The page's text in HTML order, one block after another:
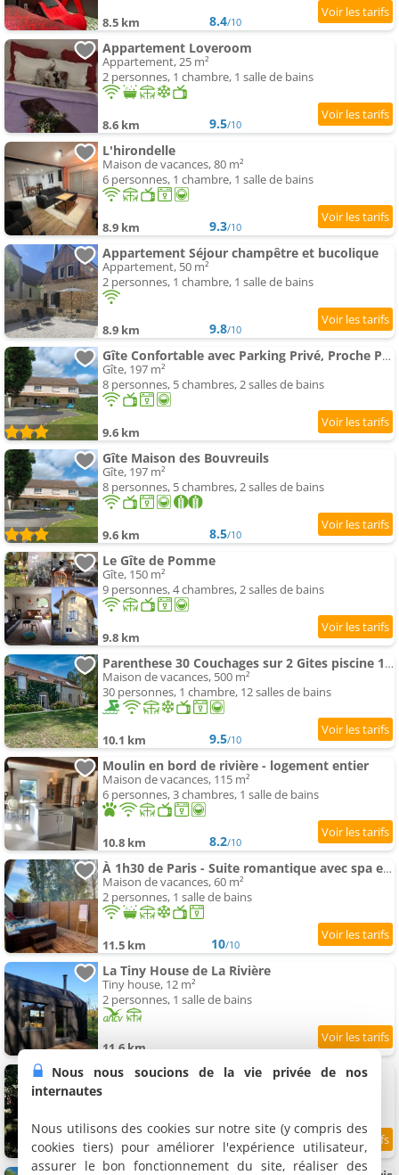
8.5 km 8.4/10
Appartement Loveroom
Appartement, 25 m²
2 personnes, 1 chambre, 1 salle de bains
8.6 km 9.5/10
L'hirondelle
Maison de vacances, 80 m²
6 personnes, 1 chambre, 1 salle de bains
8.9 km 9.3/10
Appartement Séjour champêtre et bucolique
Appartement, 50 m²
2 personnes, 1 chambre, 1 salle de bains
8.9 km 9.8/10
Gîte Confortable avec Parking Privé, Proche Paris - FR-1-590-592
Gîte, 197 m²
8 personnes, 5 chambres, 2 salles de bains
9.6 km
Gîte Maison des Bouvreuils
Gîte, 197 m²
8 personnes, 5 chambres, 2 salles de bains
9.6 km 8.5/10
Le Gîte de Pomme
Gîte, 150 m²
9 personnes, 4 chambres, 2 salles de bains
9.8 km
Parenthese 30 Couchages sur 2 Gites piscine 1H30 Paris Campagne Chic
Maison de vacances, 500 m²
30 personnes, 1 chambre, 12 salles de bains
10.1 km 9.5/10
Moulin en bord de rivière - logement entier
Maison de vacances, 115 m²
6 personnes, 3 chambres, 1 salle de bains
10.8 km 8.2/10
À 1h30 de Paris - Suite romantique avec spa et sauna privés en terrasse à la campagne
Maison de vacances, 60 m²
2 personnes, 1 salle de bains
11.5 km 10/10
La Tiny House de La Rivière
Tiny house, 12 m²
2 personnes, 1 salle de bains
11.6 km
Moulin de Moucheny
11.7 km 8.7/10
Nous nous soucions de la vie privée de nos
internautes
Nous utilisons des cookies sur notre site (y compris des
cookies tiers) pour améliorer l'expérience utilisateur,
assurer le bon fonctionnement du site, réaliser des